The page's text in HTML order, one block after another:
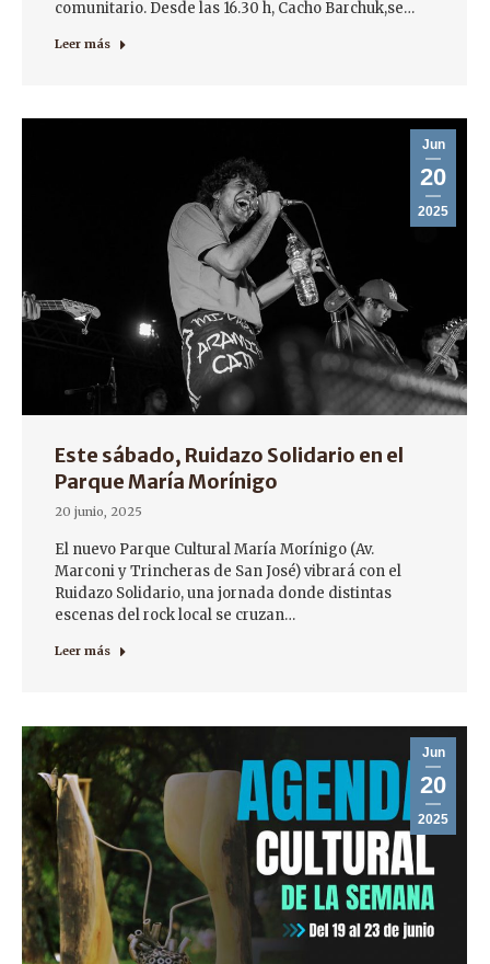
comunitario. Desde las 16.30 h, Cacho Barchuk,se…
Leer más
Jun
20
2025
Este sábado, Ruidazo Solidario en el
Parque María Morínigo
20 junio, 2025
El nuevo Parque Cultural María Morínigo (Av.
Marconi y Trincheras de San José) vibrará con el
Ruidazo Solidario, una jornada donde distintas
escenas del rock local se cruzan…
Leer más
Jun
20
2025